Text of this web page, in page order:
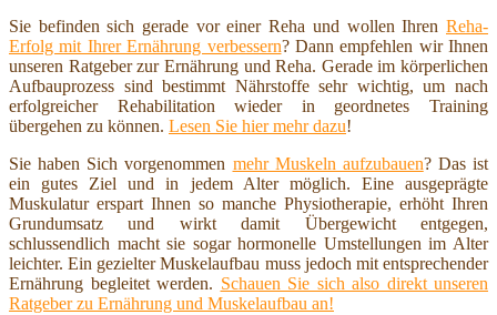
Sie befinden sich gerade vor einer Reha und wollen Ihren Reha-
Erfolg mit Ihrer Ernährung verbessern? Dann empfehlen wir Ihnen
unseren Ratgeber zur Ernährung und Reha. Gerade im körperlichen
Aufbauprozess sind bestimmt Nährstoffe sehr wichtig, um nach
erfolgreicher Rehabilitation wieder in geordnetes Training
übergehen zu können. Lesen Sie hier mehr dazu!
Sie haben Sich vorgenommen mehr Muskeln aufzubauen? Das ist
ein gutes Ziel und in jedem Alter möglich. Eine ausgeprägte
Muskulatur erspart Ihnen so manche Physiotherapie, erhöht Ihren
Grundumsatz und wirkt damit Übergewicht entgegen,
schlussendlich macht sie sogar hormonelle Umstellungen im Alter
leichter. Ein gezielter Muskelaufbau muss jedoch mit entsprechender
Ernährung begleitet werden. Schauen Sie sich also direkt unseren
Ratgeber zu Ernährung und Muskelaufbau an!